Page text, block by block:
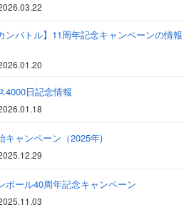
ンバトル】11周年記念キャンペーンの情報
4000日記念情報
キャンペーン（2025年)
ボール40周年記念キャンペーン